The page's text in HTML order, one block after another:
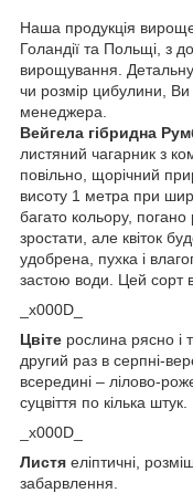
Наша продукція
Голандії та Польщі, з
вирощування.
чи розмір цибулини,
менеджера.
Вейгела гібридна
листяний чагарник з
повільно, щорічний
висоту 1 метра при
багато кольору, погано
зростати, але квіток
удобрена, пухка і
застою води. Цей сорт
_x000D_
Цвіте рослина рясно і
другий раз в серпні-
всередині – лілово-
суцвіття по кілька штук.
_x000D_
Листя еліптичні,
забарвлення.